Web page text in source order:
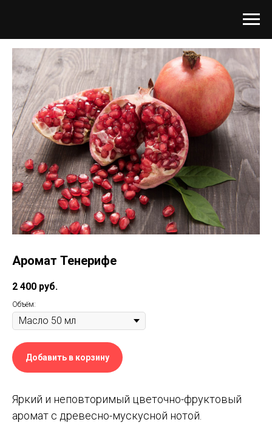
Аромат Тенерифе
2 400 руб.
Объём:
Добавить в корзину
Яркий и неповторимый цветочно-фруктовый
аромат с древесно-мускусной нотой.